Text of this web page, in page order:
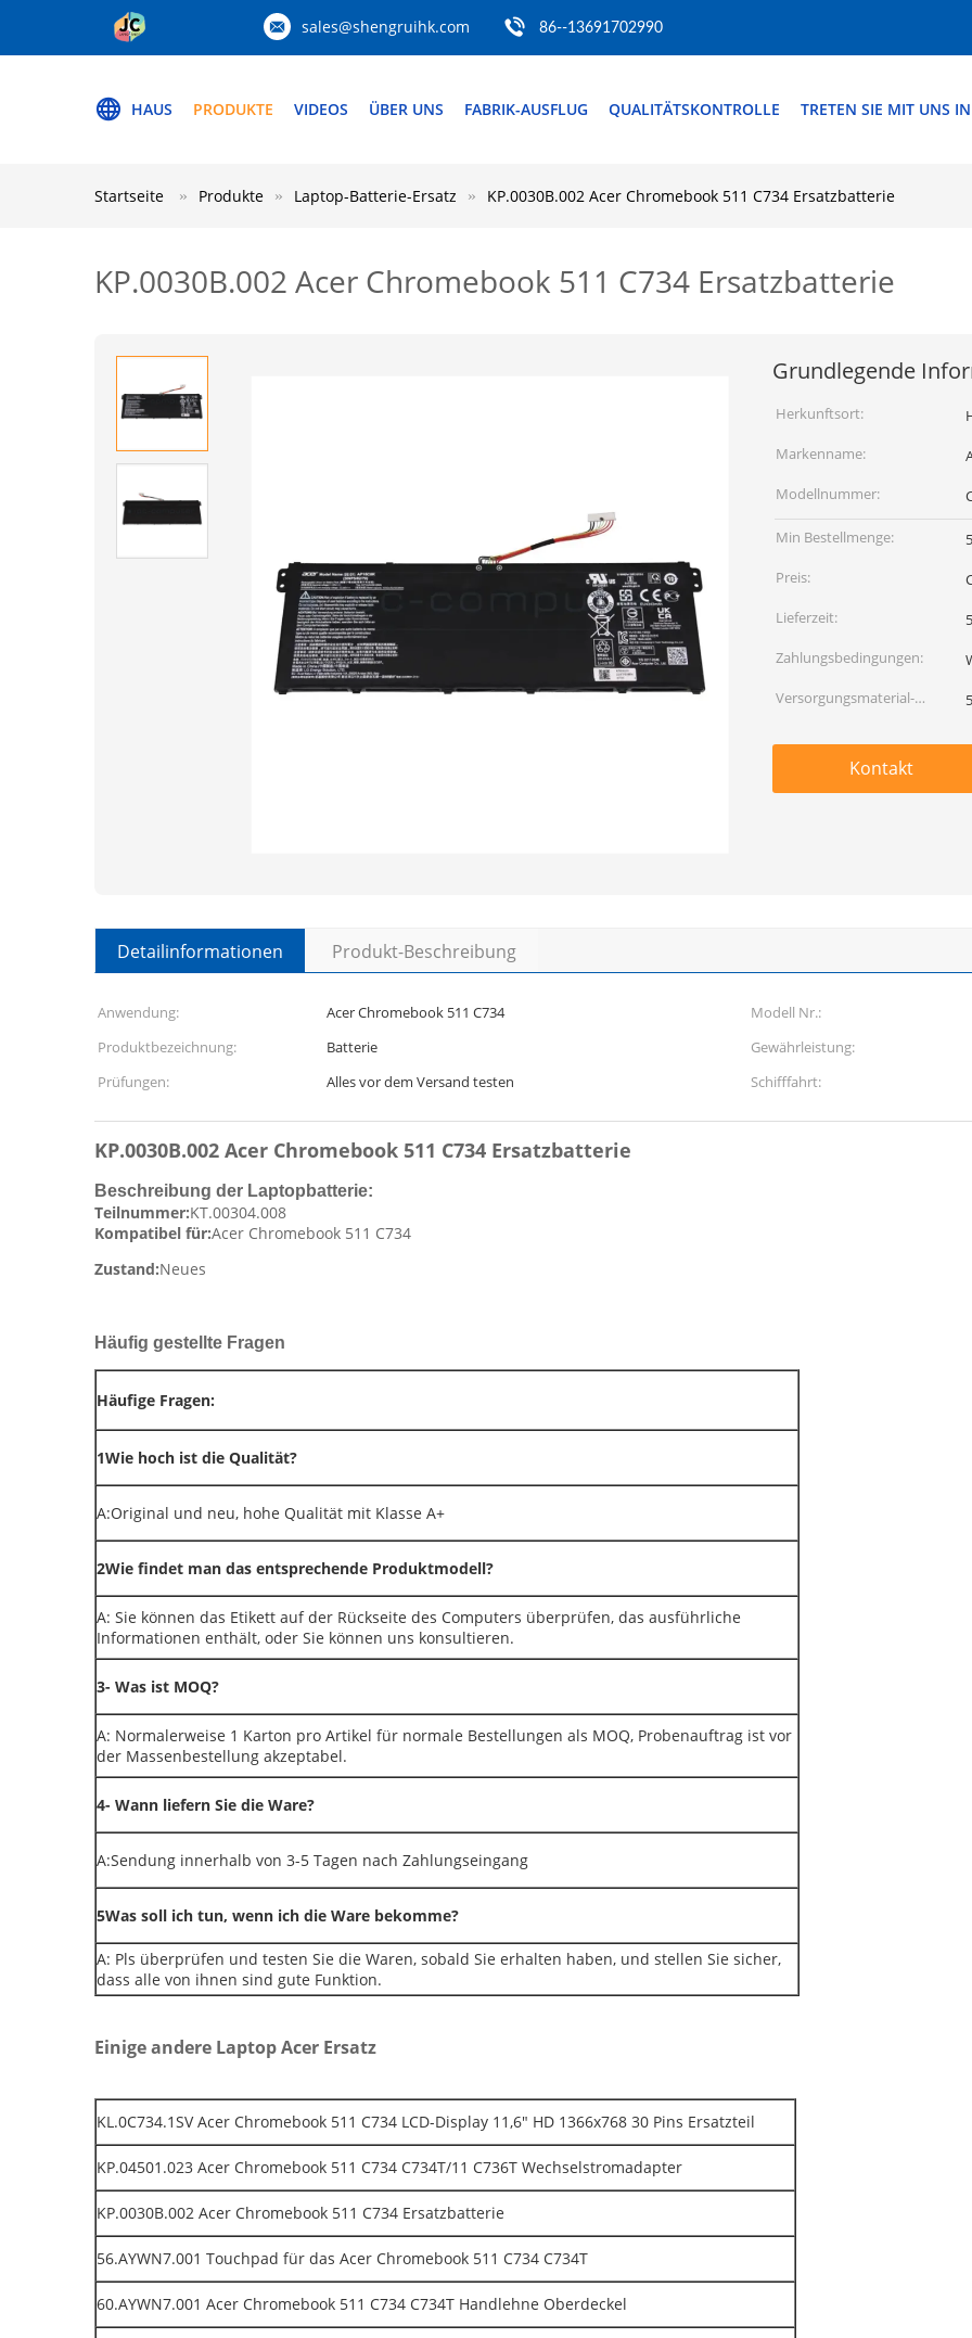
sales@shengruihk.com 86--13691702990
HAUS PRODUKTE VIDEOS ÜBER UNS FABRIK-AUSFLUG QUALITÄTSKONTROLLE TRETEN SIE MIT UNS
Startseite Produkte Laptop-Batterie-Ersatz KP.0030B.002 Acer Chromebook 511 C734 Ersatzbatterie
KP.0030B.002 Acer Chromebook 511 C734 Ersatzbatterie
Grundlegende
Herkunftsort:
Markenname:
Modellnummer:
Min Bestellmenge:
Preis:
Lieferzeit:
Zahlungsbedingungen:
Versorgungsmaterial-
Kontakt
Detailinformationen Produkt-Beschreibung
Anwendung: Acer Chromebook 511 C734 Modell Nr.:
Produktbezeichnung:
Batterie Gewährleistung:
Prüfungen:
Alles vor dem Versand testen Schifffahrt:
KP.0030B.002 Acer Chromebook 511 C734 Ersatzbatterie
Beschreibung der Laptopbatterie:
Teilnummer:KT.00304.008
Kompatibel für:Acer Chromebook 511 C734
Zustand:Neues
Häufig gestellte Fragen
Häufige Fragen:
1Wie hoch ist die Qualität?
A:Original und neu, hohe Qualität mit Klasse A+
2Wie findet man das entsprechende Produktmodell?
A: Sie können das Etikett auf der Rückseite des Computers überprüfen, das ausführliche
Informationen enthält, oder Sie können uns konsultieren.
3- Was ist MOQ?
A: Normalerweise 1 Karton pro Artikel für normale Bestellungen als MOQ, Probenauftrag ist vor
der Massenbestellung akzeptabel.
4- Wann liefern Sie die Ware?
A:Sendung innerhalb von 3-5 Tagen nach Zahlungseingang
5Was soll ich tun, wenn ich die Ware bekomme?
A: Pls überprüfen und testen Sie die Waren, sobald Sie erhalten haben, und stellen Sie sicher,
dass alle von ihnen sind gute Funktion.
Einige andere Laptop Acer Ersatz
KL.0C734.1SV Acer Chromebook 511 C734 LCD-Display 11,6" HD 1366x768 30 Pins Ersatzteil
KP.04501.023 Acer Chromebook 511 C734 C734T/11 C736T Wechselstromadapter
KP.0030B.002 Acer Chromebook 511 C734 Ersatzbatterie
56.AYWN7.001 Touchpad für das Acer Chromebook 511 C734 C734T
60.AYWN7.001 Acer Chromebook 511 C734 C734T Handlehne Oberdeckel